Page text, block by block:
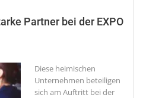
Partner bei der EXPO
Diese heimischen
Unternehmen beteiligen
sich am Auftritt bei der